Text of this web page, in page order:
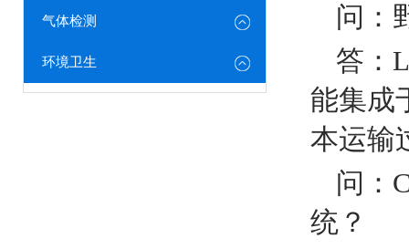
气体检测
环境卫生
问：
答：
能集成
本运输
问：
统？